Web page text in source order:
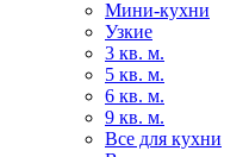
Мини-кухни
Узкие
3 кв. м.
5 кв. м.
6 кв. м.
9 кв. м.
Все для кухни